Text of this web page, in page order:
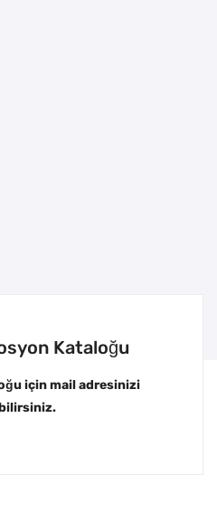
Kataloğu
için mail adresinizi